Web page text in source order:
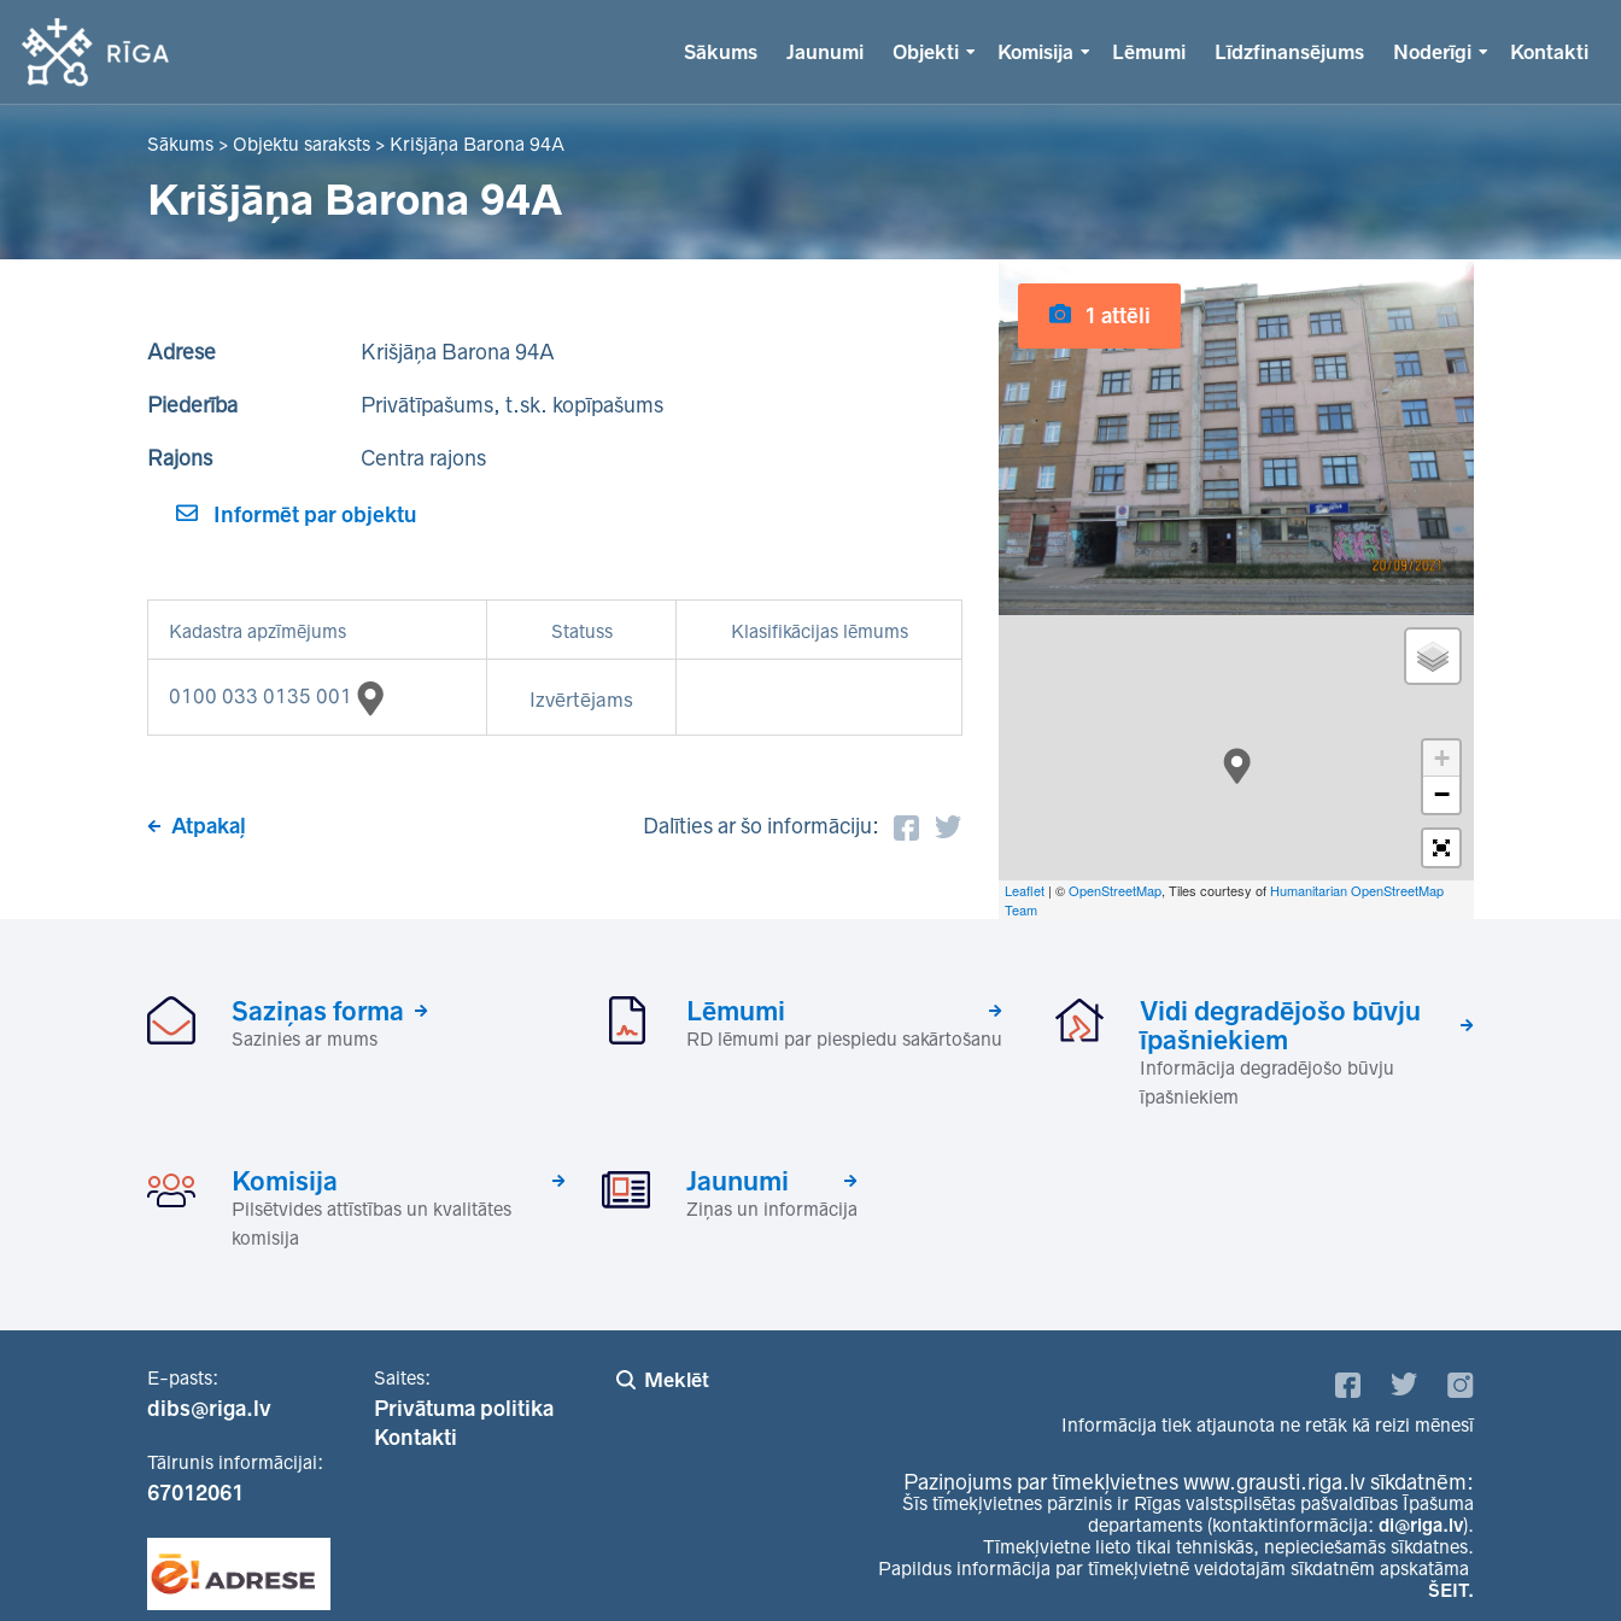
Sākums Jaunumi Objekti Komisija Lēmumi Līdzfinansējums Noderīgi Kontakti
Sākums > Objektu saraksts > Krišjāņa Barona 94A
Krišjāņa Barona 94A
Adrese Krišjāņa Barona 94A
Piederība Privātīpašums, t.sk. kopīpašums
Rajons Centra rajons
Informēt par objektu
Kadastra apzīmējums Statuss Klasifikācijas lēmums
0100 033 0135 001 Izvērtējams
Atpakaļ Dalīties ar šo informāciju:
1 attēli
+
−
Leaflet | ©OpenStreetMap, Tiles courtesy of Humanitarian OpenStreetMap
Team
Saziņas forma
Sazinies ar mums
Lēmumi
RD lēmumi par piespiedu sakārtošanu
Vidi degradējošo būvju
īpašniekiem
Informācija degradējošo būvju
īpašniekiem
Komisija
Pilsētvides attīstības un kvalitātes
komisija
Jaunumi
Ziņas un informācija
E-pasts:
dibs@riga.lv
Tālrunis informācijai:
67012061
Saites:
Privātuma politika
Kontakti
Meklēt
Informācija tiek atjaunota ne retāk kā reizi mēnesī
Paziņojums par tīmekļvietnes www.grausti.riga.lv sīkdatnēm:
Šīs tīmekļvietnes pārzinis ir Rīgas valstspilsētas pašvaldības Īpašuma
departaments (kontaktinformācija: di@riga.lv).
Tīmekļvietne lieto tikai tehniskās, nepieciešamās sīkdatnes.
Papildus informācija par tīmekļvietnē veidotajām sīkdatnēm apskatāma
ŠEIT.